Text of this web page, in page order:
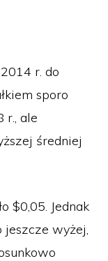
r. do
sporo
r., ale
średniej
$0,05. Jednak
jeszcze wyżej,